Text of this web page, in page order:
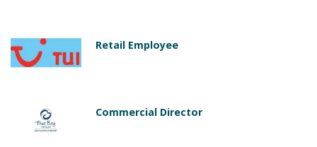
Retail Employee
Commercial Director